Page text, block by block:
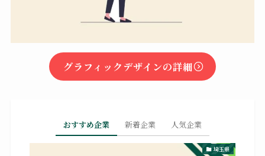
グラフィックデザインの詳細
おすすめ企業 新着企業 人気企業
埼玉県